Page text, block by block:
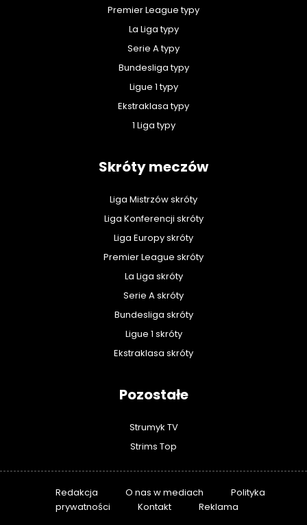
Premier League typy
La Liga typy
Serie A typy
Bundesliga typy
Ligue 1 typy
Ekstraklasa typy
1 Liga typy
Skróty meczów
Liga Mistrzów skróty
Liga Konferencji skróty
Liga Europy skróty
Premier League skróty
La Liga skróty
Serie A skróty
Bundesliga skróty
Ligue 1 skróty
Ekstraklasa skróty
Pozostałe
Strumyk TV
Strims Top
Redakcja O nas w mediach
Polityka
prywatności
Kontakt Reklama